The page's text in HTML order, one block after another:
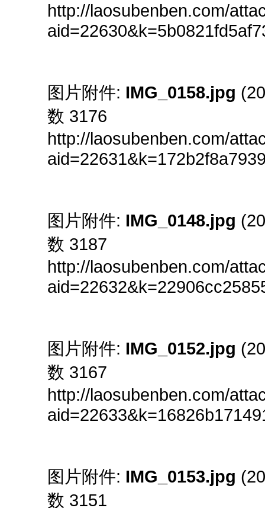
http://laosubenben.com/
图片附件: IMG_0158.jpg
数 3176
http://laosubenben.com/
图片附件: IMG_0148.jpg
数 3187
http://laosubenben.com/
图片附件: IMG_0152.jpg
数 3167
http://laosubenben.com/
图片附件: IMG_0153.jpg
数 3151